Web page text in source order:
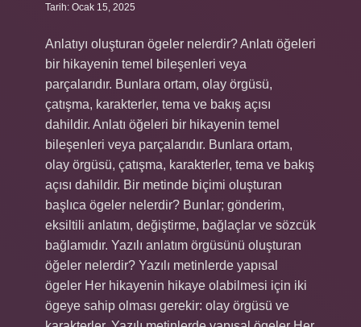
Tarih: Ocak 15, 2025
Anlatıyı oluşturan ögeler nelerdir? Anlatı öğeleri
bir hikayenin temel bileşenleri veya
parçalarıdır. Bunlara ortam, olay örgüsü,
çatışma, karakterler, tema ve bakış açısı
dahildir. Anlatı öğeleri bir hikayenin temel
bileşenleri veya parçalarıdır. Bunlara ortam,
olay örgüsü, çatışma, karakterler, tema ve bakış
açısı dahildir. Bir metinde biçimi oluşturan
başlıca ögeler nelerdir? Bunlar; gönderim,
eksiltili anlatım, değiştirme, bağlaçlar ve sözcük
bağlamıdır. Yazılı anlatım örgüsünü oluşturan
öğeler nelerdir? Yazılı metinlerde yapısal
ögeler Her hikayenin hikaye olabilmesi için iki
ögeye sahip olması gerekir: olay örgüsü ve